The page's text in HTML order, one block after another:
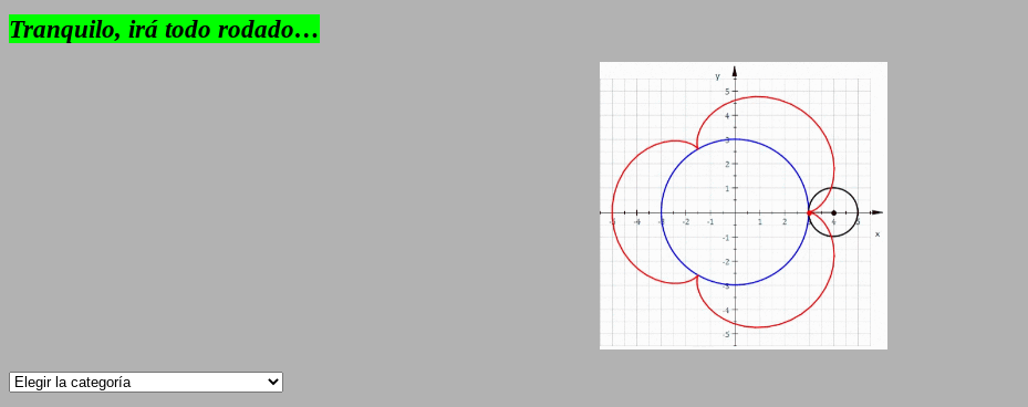
Tranquilo, irá todo rodado…
Categorías